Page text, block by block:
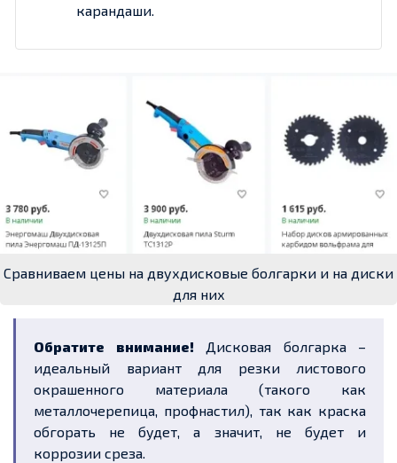
карандаши.
Сравниваем цены на двухдисковые болгарки и на диски
для них
Обратите внимание! Дисковая болгарка –
идеальный вариант для резки листового
окрашенного материала (такого как
металлочерепица, профнастил), так как краска
обгорать не будет, а значит, не будет и
коррозии среза.